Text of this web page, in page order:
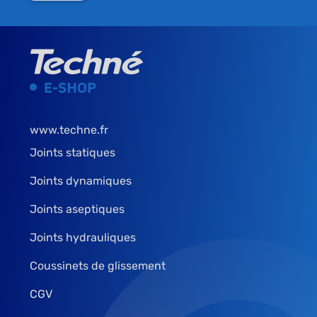
www.techne.fr
Joints statiques
Joints dynamiques
Joints aseptiques
Joints hydrauliques
Coussinets de glissement
CGV